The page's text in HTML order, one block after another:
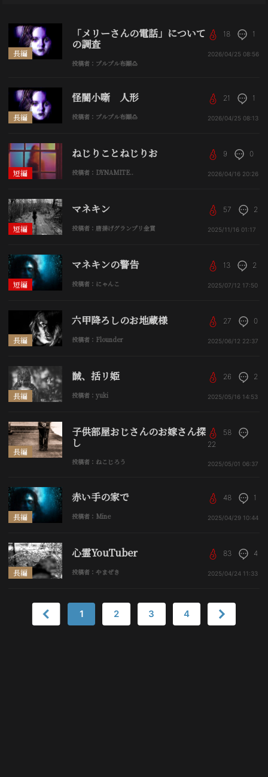
長編
「メリーさんの電話」について
の調査
投稿者：プルプル布顚🍮
18 1
2026/04/25 08:56
長編
怪闇小噺 人形
投稿者：プルプル布顚🍮
21 1
2026/04/25 08:13
短編
ねじりことねじりお
投稿者：DYNAMITE..
9 0
2026/04/16 20:26
短編
マネキン
投稿者：唐揚げグランプリ金賞
57 2
2025/11/16 01:17
短編
マネキンの警告
投稿者：にゃんこ
13 2
2025/07/12 17:50
長編
六甲降ろしのお地蔵様
投稿者：Flounder
27 0
2025/06/12 22:37
長編
馘、括リ姫
投稿者：yuki
26 2
2025/05/16 14:53
長編
子供部屋おじさんのお嫁さん探
し
投稿者：ねこじろう
58
22
2025/05/01 06:37
長編
赤い手の家で
投稿者：Mine
48 1
2025/04/29 10:44
長編
心霊YouTuber
投稿者：やまぜき
83 4
2025/04/24 11:33
1 2 3 4